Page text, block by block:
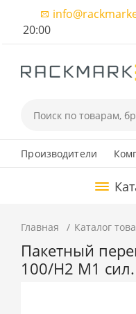
20:00
Производители
Главная Каталог
Пакетный
100/Н2 М1 сил.